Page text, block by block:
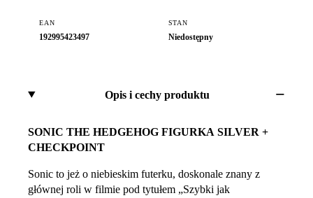
EAN
192995423497
STAN
Niedostępny
Opis i cechy produktu
SONIC THE HEDGEHOG FIGURKA SILVER +
CHECKPOINT
Sonic to jeż o niebieskim futerku, doskonale znany z
głównej roli w filmie pod tytułem „Szybki jak